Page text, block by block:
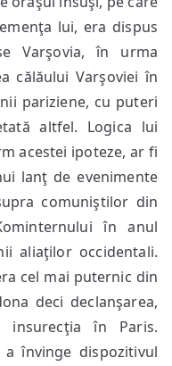
lui, era dispus
Varşovia, în urma
călăului Varşoviei în
pariziene, cu puteri
altfel. Logica lui
acestei ipoteze, ar fi
lanţ de evenimente
comuniştilor din
în anul
aliaţilor occidentali.
cel mai puternic din
deci declanşarea,
insurecţia în Paris.
învinge dispozitivul